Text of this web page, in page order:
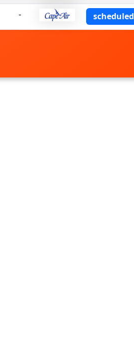
- scheduled